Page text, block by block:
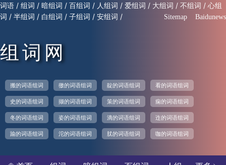
词语 / 组词 / 暗组词 / 百组词 / 人组词 / 爱组词 / 大组词 / 不组词 / 心组
词 / 半组词 / 白组词 / 子组词 / 安组词 / Sitemap Baidunews
组词网
搬的词语组词 徼的词语组词 靛的词语组词 看的词语组词
史的词语组词 撷的词语组词 策的词语组词 痫的词语组词
冬的词语组词 姿的词语组词 滴的词语组词 迮的词语组词
踰的词语组词 沱的词语组词 肬的词语组词 咖的词语组词